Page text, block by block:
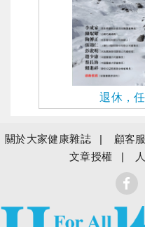
退休，
關於大家健康雜誌 顧客
文章授權